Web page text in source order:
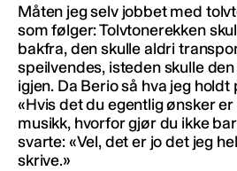
Måten jeg selv jobbet med
som følger: Tolvtonerekken
bakfra, den skulle aldri
speilvendes, isteden skulle
igjen. Da Berio så hva jeg
«Hvis det du egentlig ønsker
musikk, hvorfor gjør du ikke
svarte: «Vel, det er jo det jeg
skrive.»